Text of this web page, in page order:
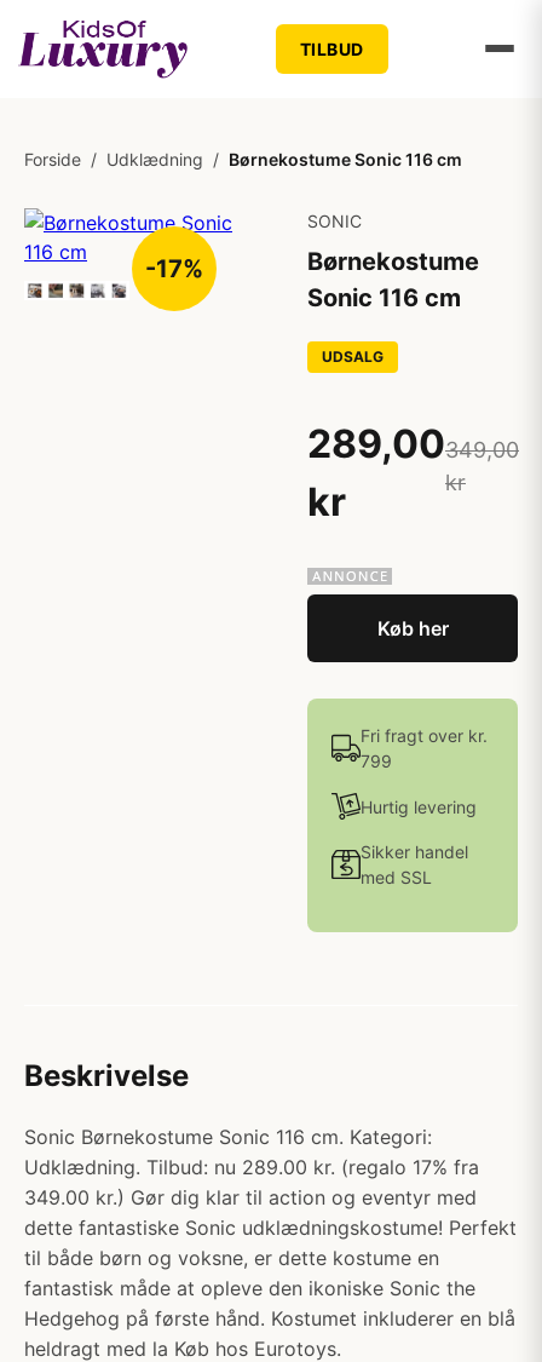
TILBUD
Forside / Udklædning / Børnekostume Sonic 116 cm
-17%
SONIC
Børnekostume
Sonic 116 cm
UDSALG
289,00
kr
349,00
kr
Køb her
Fri fragt over kr.
799
Hurtig levering
Sikker handel
med SSL
Beskrivelse
Sonic Børnekostume Sonic 116 cm. Kategori:
Udklædning. Tilbud: nu 289.00 kr. (regalo 17% fra
349.00 kr.) Gør dig klar til action og eventyr med
dette fantastiske Sonic udklædningskostume! Perfekt
til både børn og voksne, er dette kostume en
fantastisk måde at opleve den ikoniske Sonic the
Hedgehog på første hånd. Kostumet inkluderer en blå
heldragt med la Køb hos Eurotoys.